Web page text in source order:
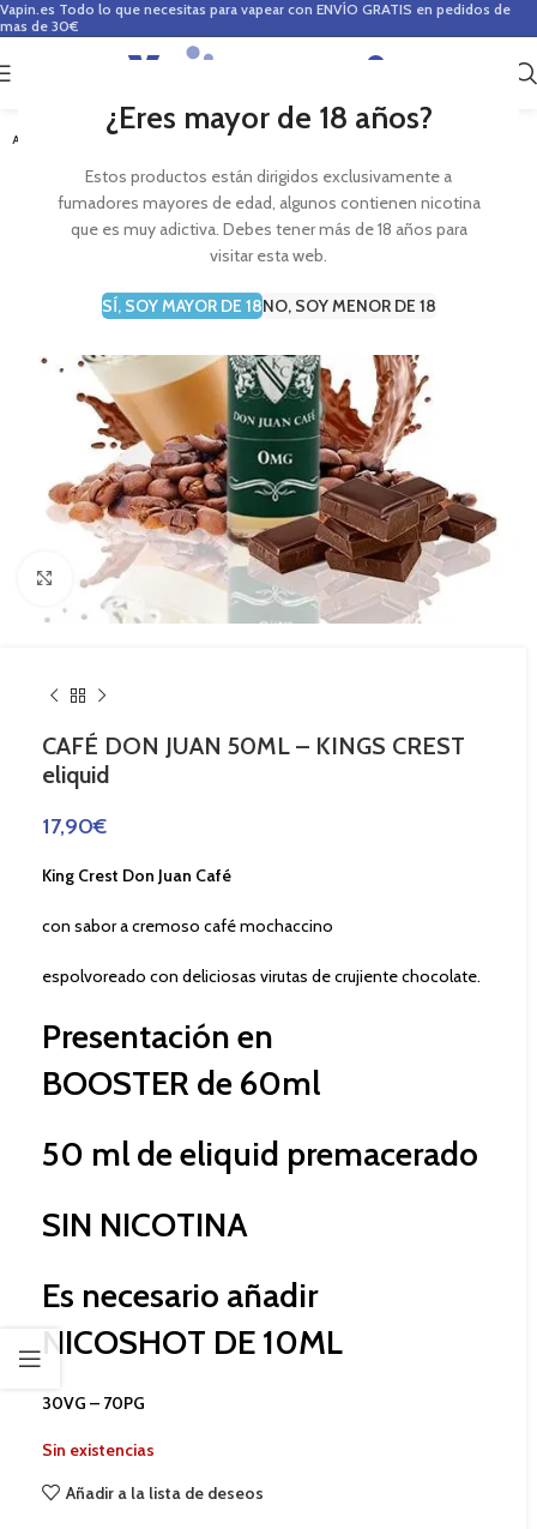
¿Eres mayor de 18 años?
Estos productos están dirigidos exclusivamente a
fumadores mayores de edad, algunos contienen nicotina
que es muy adictiva. Debes tener más de 18 años para
visitar esta web.
SÍ, SOY MAYOR DE 18NO, SOY MENOR DE 18
Vapin.es Todo lo que necesitas para vapear con ENVÍO GRATIS en pedidos de
mas de 30€
0
AGOTADO
Haga Click para agrandar
CAFÉ DON JUAN 50ML – KINGS CREST
eliquid
17,90€
King Crest Don Juan Café
con sabor a cremoso café mochaccino
espolvoreado con deliciosas virutas de crujiente chocolate.
Presentación en
BOOSTER de 60ml
50 ml de eliquid premacerado
SIN NICOTINA
Es necesario añadir
NICOSHOT DE 10ML
30VG – 70PG
Sin existencias
Añadir a la lista de deseos